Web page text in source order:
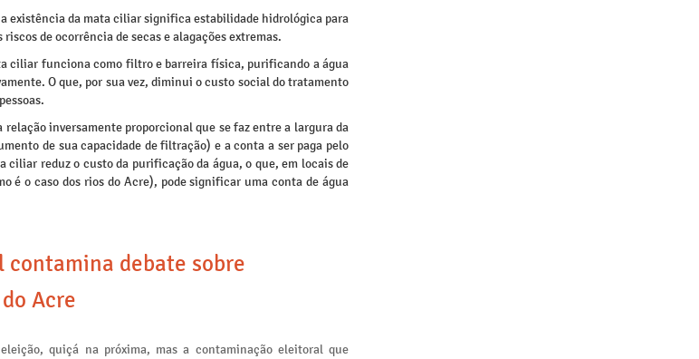
existência da mata ciliar significa estabilidade hidrológica para
riscos de ocorrência de secas e alagações extremas.
ciliar funciona como filtro e barreira física, purificando a água
O que, por sua vez, diminui o custo social do tratamento
relação inversamente proporcional que se faz entre a largura da
de sua capacidade de filtração) e a conta a ser paga pelo
ciliar reduz o custo da purificação da água, o que, em locais de
é o caso dos rios do Acre), pode significar uma conta de água
contamina debate sobre
Acre
quiçá na próxima, mas a contaminação eleitoral que